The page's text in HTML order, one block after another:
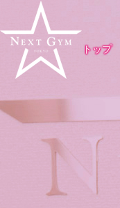
トップ